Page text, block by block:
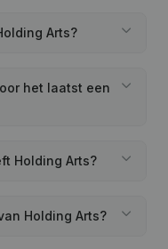
Arts?
het laatst een
Holding Arts?
Holding Arts?